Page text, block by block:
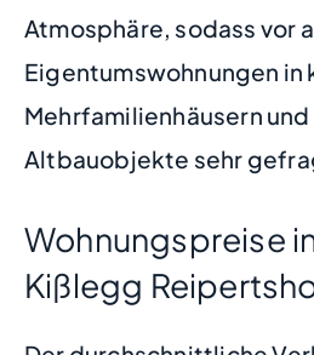
Atmosphäre, sodass vor
Eigentumswohnungen in
Mehrfamilienhäusern
Altbauobjekte sehr
Wohnungspreise
Kißlegg